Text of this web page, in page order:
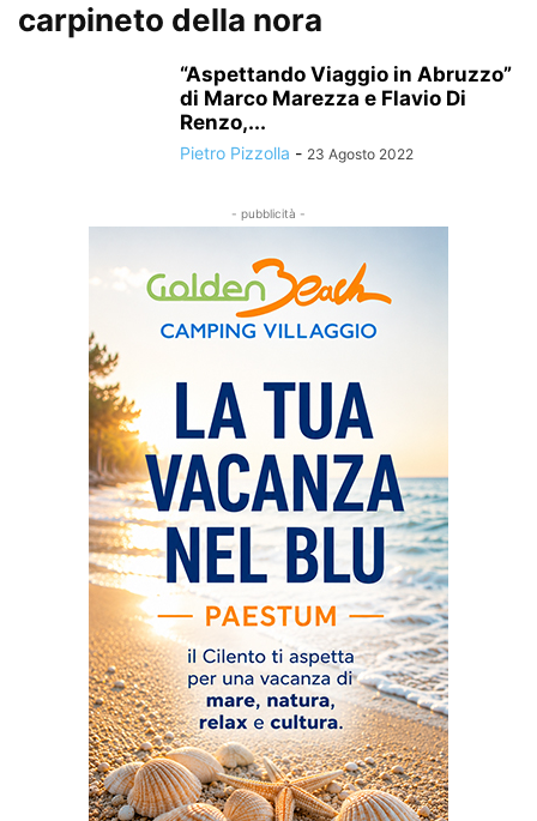
carpineto della nora
“Aspettando Viaggio in Abruzzo”
di Marco Marezza e Flavio Di
Renzo,...
Pietro Pizzolla - 23 Agosto 2022
- pubblicità -